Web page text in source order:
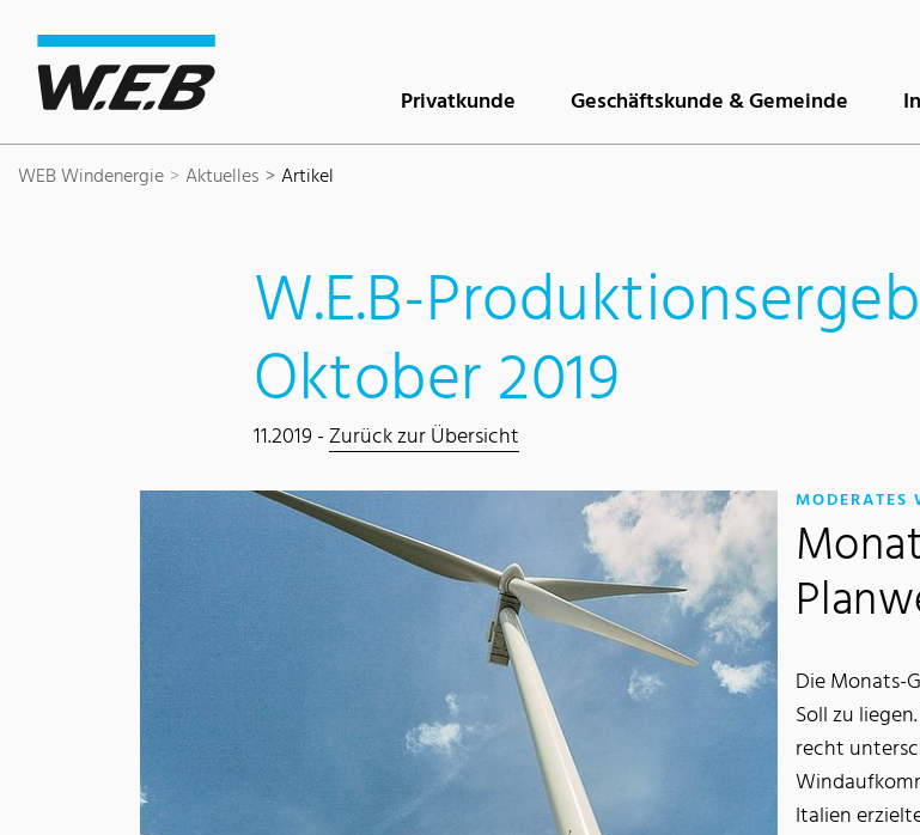
Privatkunde Geschäftskunde & Gemeinde
WEB Windenergie Aktuelles Artikel
W.E.B-
Oktober 2019
11.2019 -Zurück zur Übersicht
MODERATES
Die Monats-
Soll zu
recht
Italien